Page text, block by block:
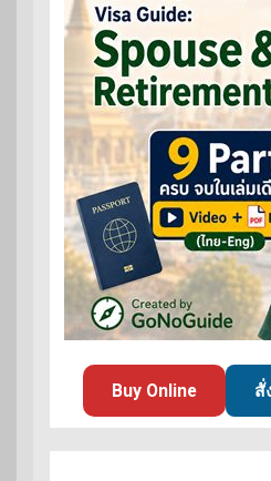
Buy Online สั่